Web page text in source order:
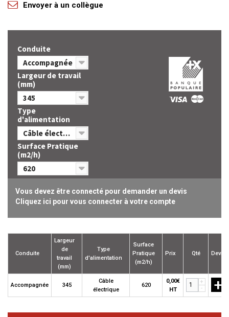
Envoyer à un collègue
Conduite
Accompagnée
Largeur de travail
(mm)
345
Type
d'alimentation
Câble électrique
Surface Pratique
(m2/h)
620
Vous devez être connecté pour demander un devis
Cliquez ici pour vous connecter à votre compte
Conduite
Largeur
de
travail
(mm)
Type
d'alimentation
Surface
Pratique
(m2/h)
Prix Qté Devis
Accompagnée 345
Câble
électrique
620
0,00€
HT
+
-
+